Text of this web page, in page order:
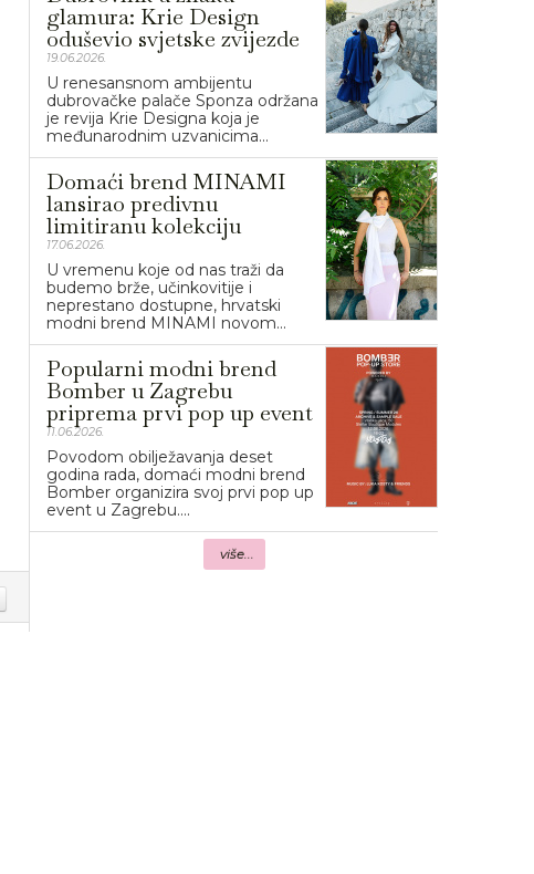
glamura: Krie Design
oduševio svjetske zvijezde
19.06.2026.
U renesansnom ambijentu
dubrovačke palače Sponza održana
je revija Krie Designa koja je
međunarodnim uzvanicima...
Domaći brend MINAMI
lansirao predivnu
limitiranu kolekciju
17.06.2026.
U vremenu koje od nas traži da
budemo brže, učinkovitije i
neprestano dostupne, hrvatski
modni brend MINAMI novom...
Popularni modni brend
Bomber u Zagrebu
priprema prvi pop up event
11.06.2026.
Povodom obilježavanja deset
godina rada, domaći modni brend
Bomber organizira svoj prvi pop up
event u Zagrebu....
više...